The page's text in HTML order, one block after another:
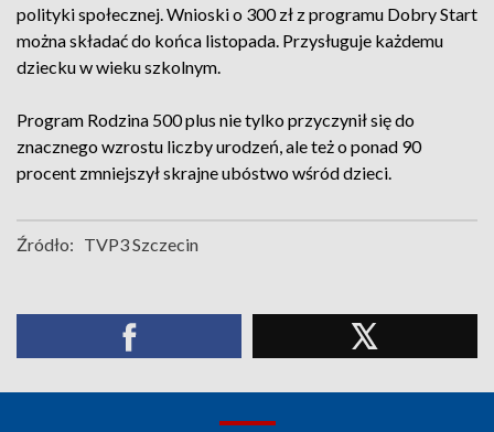
polityki społecznej. Wnioski o 300 zł z programu Dobry Start
można składać do końca listopada. Przysługuje każdemu
dziecku w wieku szkolnym.
Program Rodzina 500 plus nie tylko przyczynił się do
znacznego wzrostu liczby urodzeń, ale też o ponad 90
procent zmniejszył skrajne ubóstwo wśród dzieci.
Źródło: TVP3 Szczecin